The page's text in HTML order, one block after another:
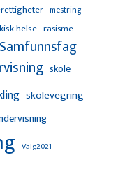
mestring
helse rasisme
Samfunnsfag
skole
skolevegring
Valg2021